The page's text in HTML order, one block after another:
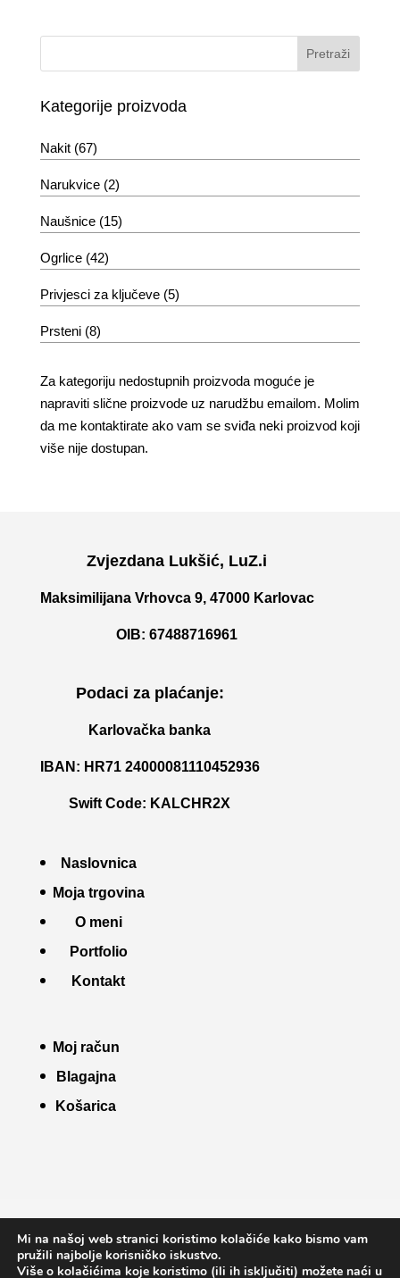
Kategorije proizvoda
Nakit (67)
Narukvice (2)
Naušnice (15)
Ogrlice (42)
Privjesci za ključeve (5)
Prsteni (8)
Za kategoriju nedostupnih proizvoda moguće je
napraviti slične proizvode uz narudžbu emailom. Molim
da me kontaktirate ako vam se sviđa neki proizvod koji
više nije dostupan.
Zvjezdana Lukšić, LuZ.i
Maksimilijana Vrhovca 9, 47000 Karlovac
OIB: 67488716961
Podaci za plaćanje:
Karlovačka banka
IBAN: HR71 24000081110452936
Swift Code: KALCHR2X
Naslovnica
Moja trgovina
O meni
Portfolio
Kontakt
Moj račun
Blagajna
Košarica
Pravila privatnosti
Info o kupnji
Mi na našoj web stranici koristimo kolačiće kako bismo vam
pružili najbolje korisničko iskustvo.
Više o kolačićima koje koristimo (ili ih isključiti) možete naći u